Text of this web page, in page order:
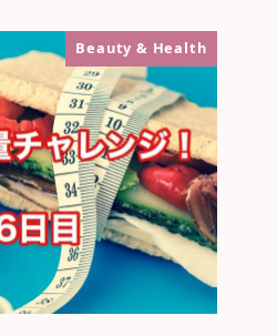
Beauty & Health